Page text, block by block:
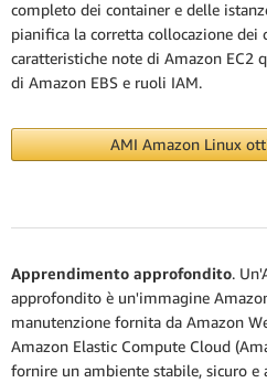
completo dei container e delle
pianifica la corretta collocazione dei
caratteristiche note di Amazon EC2
di Amazon EBS e ruoli IAM.
AMI Amazon Linux
Apprendimento approfondito.
approfondito è un'immagine
manutenzione fornita da Amazon
Amazon Elastic Compute Cloud
fornire un ambiente stabile, sicuro e